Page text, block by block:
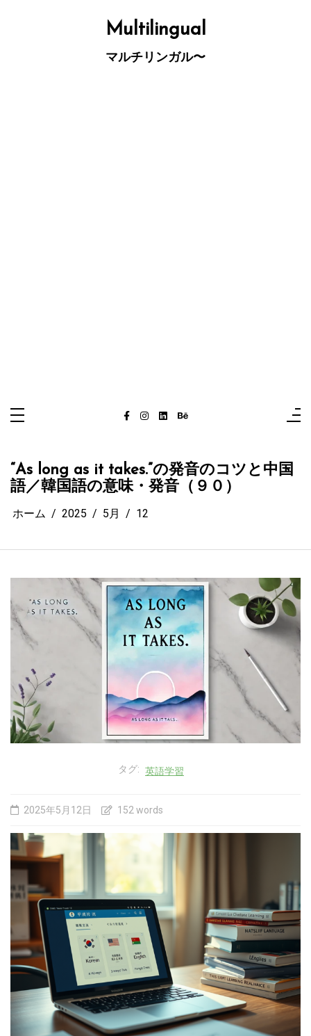
Multilingual
マルチリンガル〜
“As long as it takes.”の発音のコツと中国
語／韓国語の意味・発音（９０）
ホーム 2025 5月 12
タグ: 英語学習
2025年5月12日 152 words